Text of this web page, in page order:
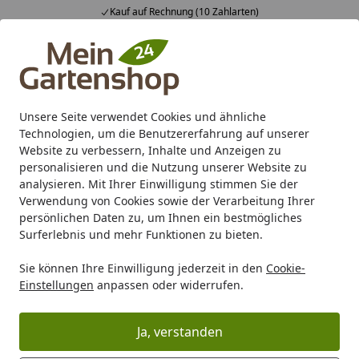
Unsere Seite verwendet Cookies und ähnliche
Technologien, um die Benutzererfahrung auf unserer
Website zu verbessern, Inhalte und Anzeigen zu
personalisieren und die Nutzung unserer Website zu
analysieren. Mit Ihrer Einwilligung stimmen Sie der
Verwendung von Cookies sowie der Verarbeitung Ihrer
persönlichen Daten zu, um Ihnen ein bestmögliches
Surferlebnis und mehr Funktionen zu bieten.
Sie können Ihre Einwilligung jederzeit in den Cookie-
Einstellungen anpassen oder widerrufen.
Ja, verstanden
Kauf auf Rechnung (10 Zahlarten)
Alle Produkte
Mein Konto
Suchen
Karibu Pools inkl. gratis Sandfilteranlage & Pool-
Starterset (Gesamtwert bis 468,99€)
Startseite
Grill Grill Marken Monolith Monolith Grillzubehör
Monolith Grillzubehör
Ihre Artikelübersicht